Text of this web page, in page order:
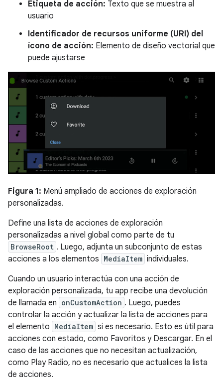
Etiqueta de acción: Texto que se muestra al
usuario
Identificador de recursos uniforme (URI) del
ícono de acción: Elemento de diseño vectorial que
puede ajustarse
Figura 1: Menú ampliado de acciones de exploración
personalizadas.
Define una lista de acciones de exploración
personalizadas a nivel global como parte de tu
BrowseRoot . Luego, adjunta un subconjunto de estas
acciones a los elementos MediaItem individuales.
Cuando un usuario interactúa con una acción de
exploración personalizada, tu app recibe una devolución
de llamada en onCustomAction . Luego, puedes
controlar la acción y actualizar la lista de acciones para
el elemento MediaItem si es necesario. Esto es útil para
acciones con estado, como Favoritos y Descargar. En el
caso de las acciones que no necesitan actualización,
como Play Radio, no es necesario que actualices la lista
de acciones.